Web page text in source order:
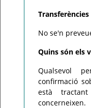
No se'n
Quins són els
Qualsevol
confirmació
està
concerneixen.